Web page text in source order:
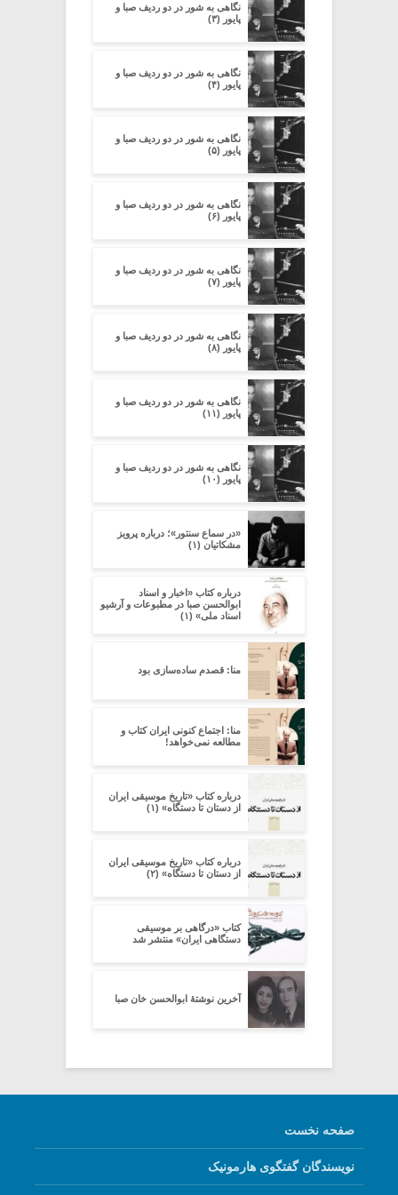
نگاهی به شور در دو ردیف صبا و
پایور (۳)
نگاهی به شور در دو ردیف صبا و
پایور (۴)
نگاهی به شور در دو ردیف صبا و
پایور (۵)
نگاهی به شور در دو ردیف صبا و
پایور (۶)
نگاهی به شور در دو ردیف صبا و
پایور (۷)
نگاهی به شور در دو ردیف صبا و
پایور (۸)
نگاهی به شور در دو ردیف صبا و
پایور (۱۱)
نگاهی به شور در دو ردیف صبا و
پایور (۱۰)
«در سماع سنتور»؛ درباره پرویز
مشکاتیان (۱)
درباره کتاب «اخبار و اسناد
ابوالحسن صبا در مطبوعات و آرشیو
اسناد ملی» (۱)
منا: قصدم ساده‌سازی بود
منا: اجتماع کنونی ایران کتاب و
مطالعه نمی‌خواهد!
درباره کتاب «تاریخ موسیقی ایران
از دستان تا دستگاه» (۱)
درباره کتاب «تاریخ موسیقی ایران
از دستان تا دستگاه» (۲)
کتاب «درگاهی بر موسیقی
دستگاهی ایران» منتشر شد
آخرین نوشتۀ ابوالحسن خان صبا
صفحه نخست
نویسندگان گفتگوی هارمونیک